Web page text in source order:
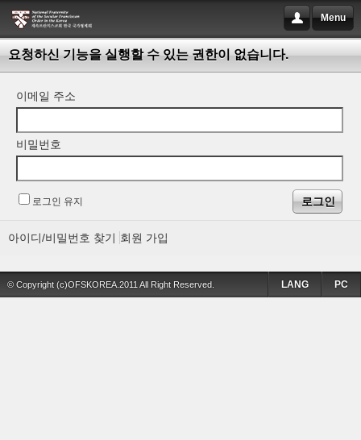
Menu
요청하신 기능을 실행할 수 있는 권한이 없습니다.
이메일 주소
비밀번호
로그인 유지
아이디/비밀번호 찾기 회원 가입
© Copyright (c)OFSKOREA.2011 All Right Reserved. PC
LANG